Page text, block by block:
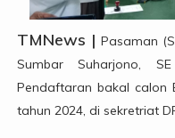
TMNews | Pasaman
Sumbar Suharjono,
Pendaftaran bakal calon
tahun 2024, di sekretriat